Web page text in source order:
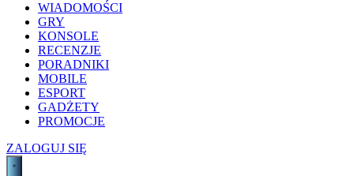
WIADOMOŚCI
GRY
KONSOLE
RECENZJE
PORADNIKI
MOBILE
ESPORT
GADŻETY
PROMOCJE
ZALOGUJ SIĘ